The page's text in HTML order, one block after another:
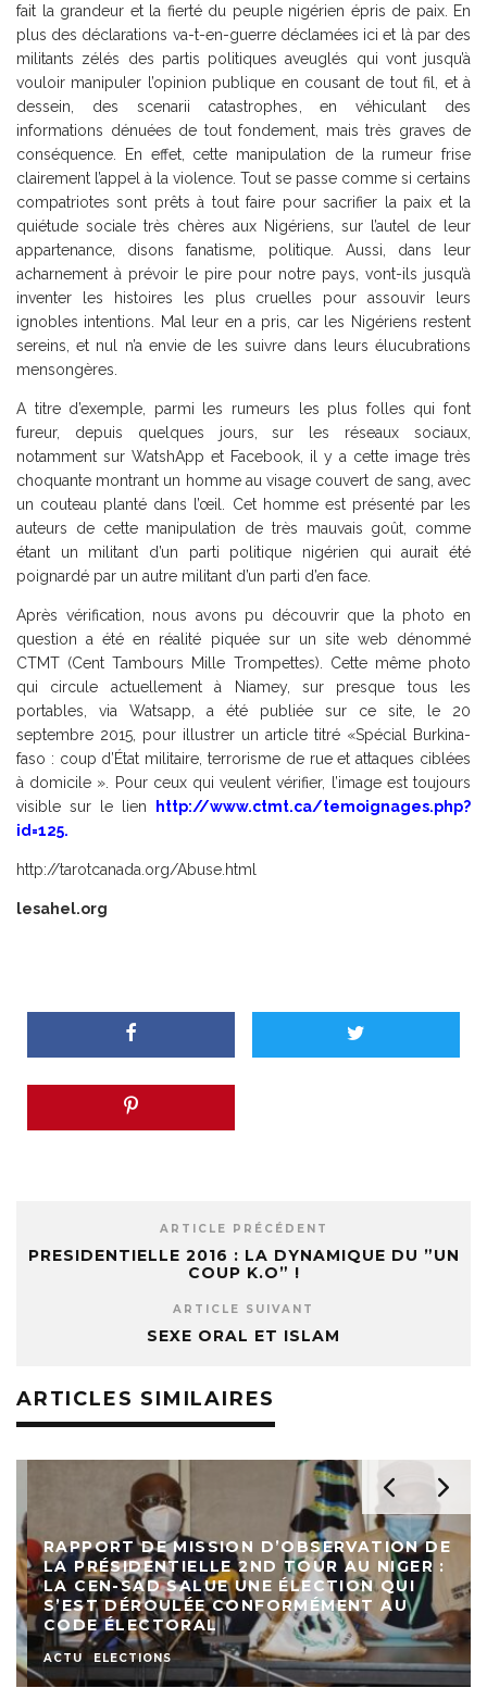
fait la grandeur et la fierté du peuple nigérien épris de paix. En
plus des déclarations va-t-en-guerre déclamées ici et là par des
militants zélés des partis politiques aveuglés qui vont jusqu’à
vouloir manipuler l’opinion publique en cousant de tout fil, et à
dessein, des scenarii catastrophes, en véhiculant des
informations dénuées de tout fondement, mais très graves de
conséquence. En effet, cette manipulation de la rumeur frise
clairement l’appel à la violence. Tout se passe comme si certains
compatriotes sont prêts à tout faire pour sacrifier la paix et la
quiétude sociale très chères aux Nigériens, sur l’autel de leur
appartenance, disons fanatisme, politique. Aussi, dans leur
acharnement à prévoir le pire pour notre pays, vont-ils jusqu’à
inventer les histoires les plus cruelles pour assouvir leurs
ignobles intentions. Mal leur en a pris, car les Nigériens restent
sereins, et nul n’a envie de les suivre dans leurs élucubrations
mensongères.
A titre d’exemple, parmi les rumeurs les plus folles qui font
fureur, depuis quelques jours, sur les réseaux sociaux,
notamment sur WatshApp et Facebook, il y a cette image très
choquante montrant un homme au visage couvert de sang, avec
un couteau planté dans l’œil. Cet homme est présenté par les
auteurs de cette manipulation de très mauvais goût, comme
étant un militant d’un parti politique nigérien qui aurait été
poignardé par un autre militant d’un parti d’en face.
Après vérification, nous avons pu découvrir que la photo en
question a été en réalité piquée sur un site web dénommé
CTMT (Cent Tambours Mille Trompettes). Cette même photo
qui circule actuellement à Niamey, sur presque tous les
portables, via Watsapp, a été publiée sur ce site, le 20
septembre 2015, pour illustrer un article titré «Spécial Burkina-
faso : coup d’État militaire, terrorisme de rue et attaques ciblées
à domicile ». Pour ceux qui veulent vérifier, l’image est toujours
visible sur le lien
http://www.ctmt.ca/temoignages.php?
id=125.
http://tarotcanada.org/Abuse.html
lesahel.org
ARTICLE PRÉCÉDENT
PRESIDENTIELLE 2016 : LA DYNAMIQUE DU ”UN
COUP K.O” !
ARTICLE SUIVANT
SEXE ORAL ET ISLAM
ARTICLES SIMILAIRES
RAPPORT DE MISSION D’OBSERVATION DE
LA PRÉSIDENTIELLE 2ND TOUR AU NIGER :
LA CEN-SAD SALUE UNE ÉLECTION QUI
S’EST DÉROULÉE CONFORMÉMENT AU
CODE ÉLECTORAL
ACTU ELECTIONS